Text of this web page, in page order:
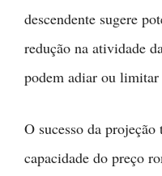
descendente sugere
redução na atividade
podem adiar ou
O sucesso da projeção
capacidade do preço